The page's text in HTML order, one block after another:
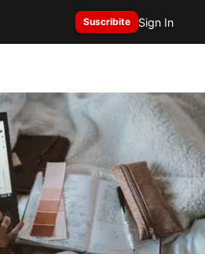
Suscribite Sign In